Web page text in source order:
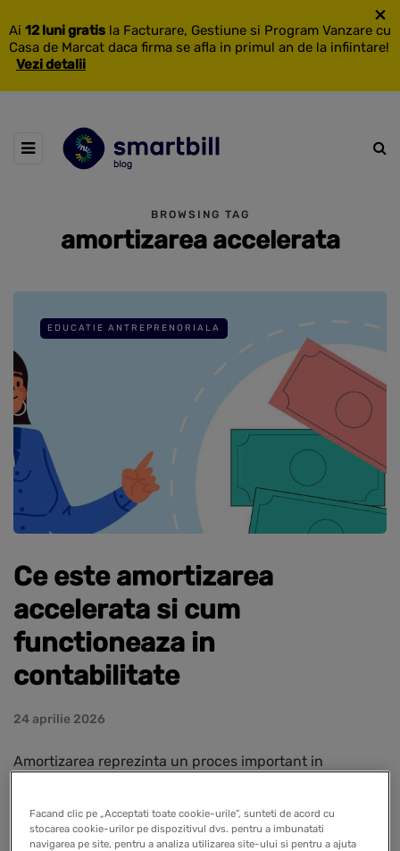
Ai 12 luni gratis la Facturare, Gestiune si Program Vanzare cu
Casa de Marcat daca firma se afla in primul an de la infiintare!
Vezi detalii
×
BROWSING TAG
amortizarea accelerata
EDUCATIE ANTREPRENORIALA
Ce este amortizarea
accelerata si cum
functioneaza in
contabilitate
24 aprilie 2026
Amortizarea reprezinta un proces important in
pe durata sa de utilizare. Pentru orice afacere care
investeste in echipamente, utilaje sau alte active
Facand clic pe „Acceptati toate cookie-urile”, sunteti de acord cu
stocarea cookie-urilor pe dispozitivul dvs. pentru a imbunatati
navigarea pe site, pentru a analiza utilizarea site-ului si pentru a ajuta